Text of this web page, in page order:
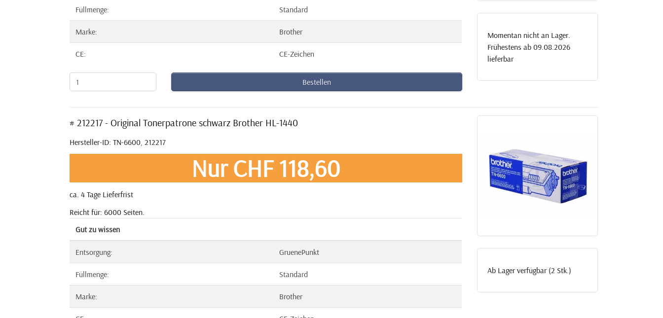
Füllmenge: Standard
Marke: Brother
CE: CE-Zeichen
Bestellen
Momentan nicht an Lager.
Frühestens ab 09.08.2026
lieferbar
# 212217 - Original Tonerpatrone schwarz Brother HL-1440
Hersteller-ID: TN-6600, 212217
Nur CHF 118,60
ca. 4 Tage Lieferfrist
Reicht für: 6000 Seiten.
Gut zu wissen
Entsorgung: GruenePunkt
Füllmenge: Standard
Marke: Brother
Ab Lager verfügbar (2 Stk.)